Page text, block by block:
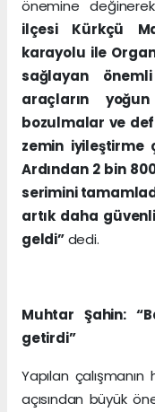
önemine
ilçesi Kürkçü
karayolu ile
sağlayan
araçların
bozulmalar ve
zemin iyileştirme
Ardından 2 bin
serimini
artık daha
geldi”dedi.
Muhtar Şahin:
getirdi”
Yapılan
açısından büyük